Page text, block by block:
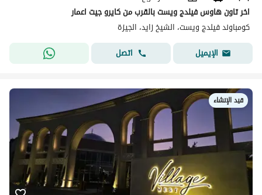
اخر تاون هاوس فيلدج ويست بالقرب من كايرو جيت اعمار
كومباوند فيلدج ويست، الشيخ زايد، الجيزة
الإيميل
اتصل
قيد الإنشاء